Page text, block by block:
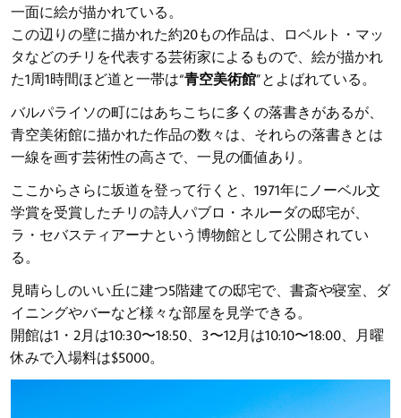
一面に絵が描かれている。
この辺りの壁に描かれた約20もの作品は、ロベルト・マッ
タなどのチリを代表する芸術家によるもので、絵が描かれ
た1周1時間ほど道と一帯は“青空美術館”とよばれている。
バルパライソの町にはあちこちに多くの落書きがあるが、
青空美術館に描かれた作品の数々は、それらの落書きとは
一線を画す芸術性の高さで、一見の価値あり。
ここからさらに坂道を登って行くと、1971年にノーベル文
学賞を受賞したチリの詩人パブロ・ネルーダの邸宅が、
ラ・セバスティアーナという博物館として公開されてい
る。
見晴らしのいい丘に建つ5階建ての邸宅で、書斎や寝室、ダ
イニングやバーなど様々な部屋を見学できる。
開館は1・2月は10:30〜18:50、3〜12月は10:10〜18:00、月曜
休みで入場料は$5000。